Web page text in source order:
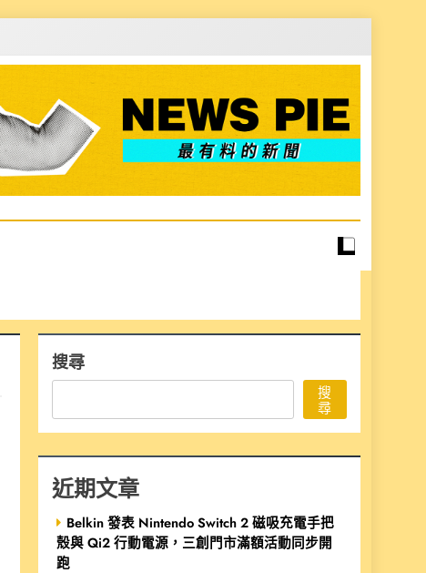
搜尋
搜
尋
近期文章
Belkin 發表 Nintendo Switch 2 磁吸充電手把
殼與 Qi2 行動電源，三創門市滿額活動同步開
跑